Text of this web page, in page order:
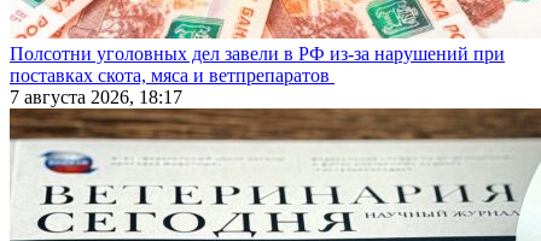
Полсотни уголовных дел завели в РФ из-за нарушений при
поставках скота, мяса и ветпрепаратов
7 августа 2026, 18:17